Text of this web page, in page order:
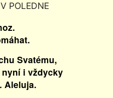
POLEDNE
Svatému,
i vždycky
Aleluja.